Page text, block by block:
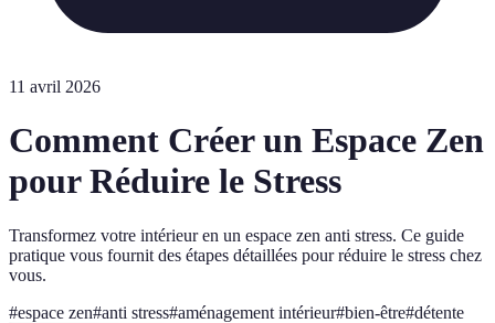
11 avril 2026
Comment Créer un Espace Zen
pour Réduire le Stress
Transformez votre intérieur en un espace zen anti stress. Ce guide
pratique vous fournit des étapes détaillées pour réduire le stress chez
vous.
#espace zen#anti stress#aménagement intérieur#bien-être#détente